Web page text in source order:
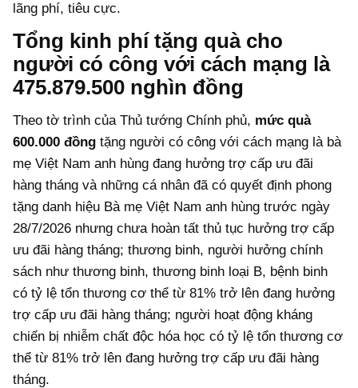
lãng phí, tiêu cực.
Tổng kinh phí tặng quà cho
người có công với cách mạng là
475.879.500 nghìn đồng
Theo tờ trình của Thủ tướng Chính phủ, mức quà
600.000 đồng tặng người có công với cách mạng là bà
mẹ Việt Nam anh hùng đang hưởng trợ cấp ưu đãi
hàng tháng và những cá nhân đã có quyết định phong
tặng danh hiệu Bà mẹ Việt Nam anh hùng trước ngày
28/7/2026 nhưng chưa hoàn tất thủ tục hưởng trợ cấp
ưu đãi hàng tháng; thương binh, người hưởng chính
sách như thương binh, thương binh loại B, bệnh binh
có tỷ lệ tổn thương cơ thể từ 81% trở lên đang hưởng
trợ cấp ưu đãi hàng tháng; người hoạt động kháng
chiến bị nhiễm chất độc hóa học có tỷ lệ tổn thương cơ
thể từ 81% trở lên đang hưởng trợ cấp ưu đãi hàng
tháng.